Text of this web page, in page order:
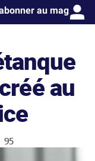
au mag
au
95